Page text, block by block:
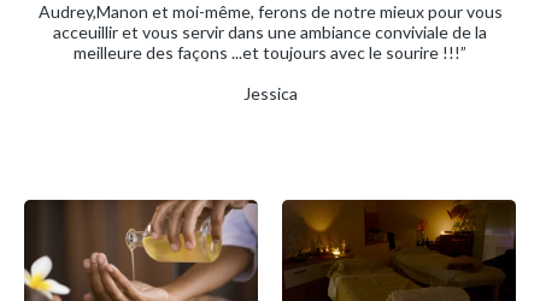
Audrey,Manon et moi-même, ferons de notre mieux pour vous
acceuillir et vous servir dans une ambiance conviviale de la
meilleure des façons ...et toujours avec le sourire !!!”
Jessica